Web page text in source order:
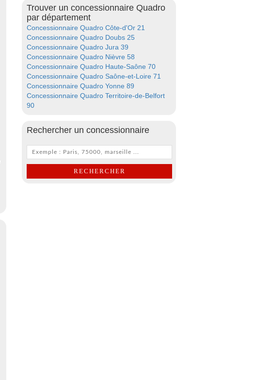
Trouver un concessionnaire Quadro
par département
Concessionnaire Quadro Côte-d'Or 21
Concessionnaire Quadro Doubs 25
Concessionnaire Quadro Jura 39
Concessionnaire Quadro Nièvre 58
Concessionnaire Quadro Haute-Saône 70
Concessionnaire Quadro Saône-et-Loire 71
Concessionnaire Quadro Yonne 89
Concessionnaire Quadro Territoire-de-Belfort
90
Rechercher un concessionnaire